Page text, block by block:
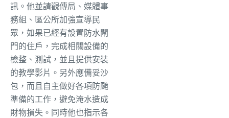
訊。他並請觀傳局、媒體事
務組、區公所加強宣導民
眾，如果已經有設置防水閘
門的住戶，完成相關設備的
檢整、測試，並且提供安裝
的教學影片。另外應備妥沙
包，而且自主做好各項防颱
準備的工作，避免淹水造成
財物損失。同時他也指示各